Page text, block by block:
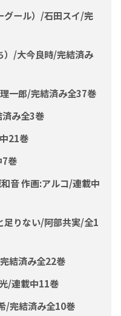
グール）/石田スイ/完
）/大今良時/完結済み
一郎/完結済み全37巻
み全3巻
21巻
7巻
音 作画:アルコ/連載中
足りない/阿部共実/全1
結済み全22巻
/連載中11巻
/完結済み全10巻